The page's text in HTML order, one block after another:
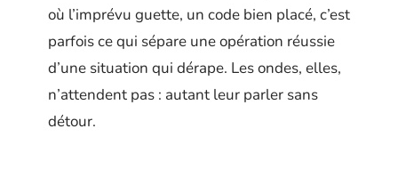
où l’imprévu guette, un code bien placé, c’est
parfois ce qui sépare une opération réussie
d’une situation qui dérape. Les ondes, elles,
n’attendent pas : autant leur parler sans
détour.